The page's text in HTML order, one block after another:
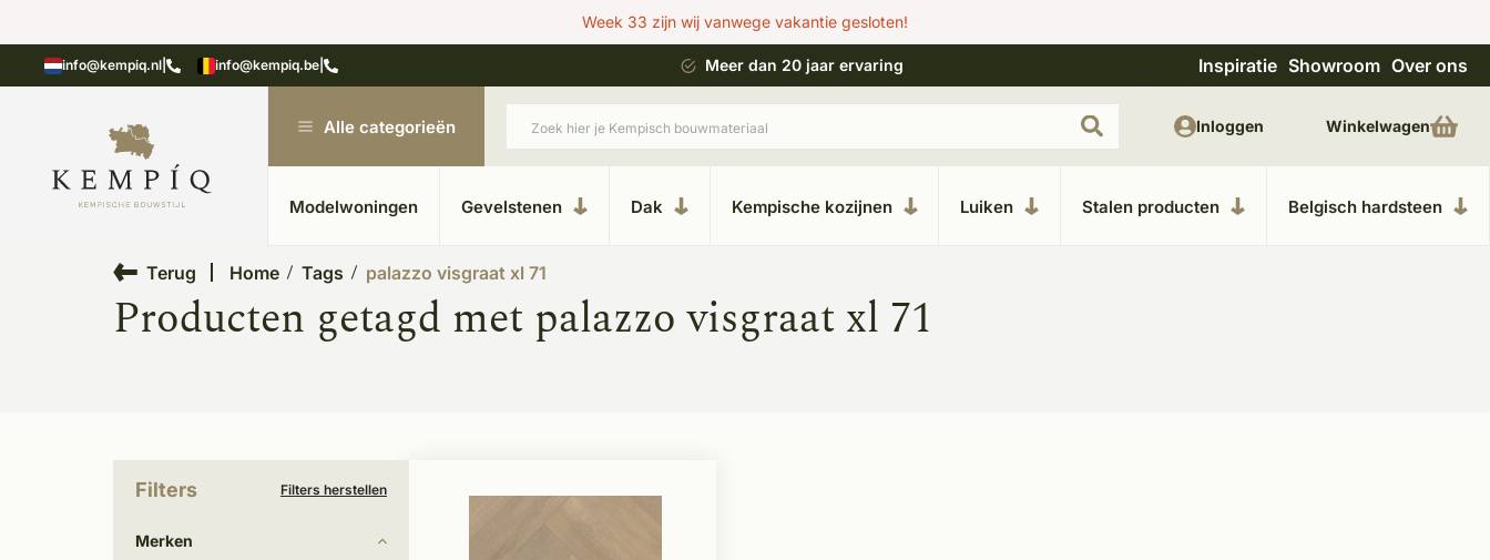
Week 33 zijn wij vanwege vakantie gesloten!
info@kempiq.nl info@kempiq.be
in Kesteren Unieke materialen in kempische bouwstijl Meer dan 20 jaar ervaring Uitgebreide showroom in Kesteren Unieke
Inspiratie Showroom Over ons
Alle categorieën
Modelwoningen Gevelstenen Dak Kempische kozijnen Luiken Stalen producten Belgisch hardsteen
Inloggen Winkelwagen
Terug Home Tags palazzo visgraat xl 71
Producten getagd met palazzo visgraat xl 71
Filters Filters herstellen
Merken